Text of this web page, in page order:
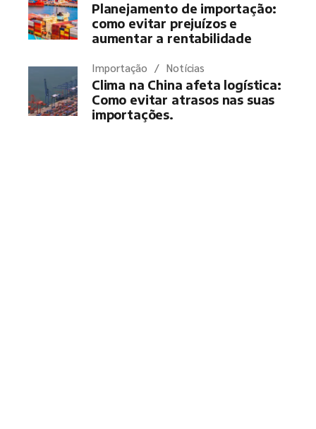
Planejamento de importação:
como evitar prejuízos e
aumentar a rentabilidade
Importação Notícias
Clima na China afeta logística:
Como evitar atrasos nas suas
importações.